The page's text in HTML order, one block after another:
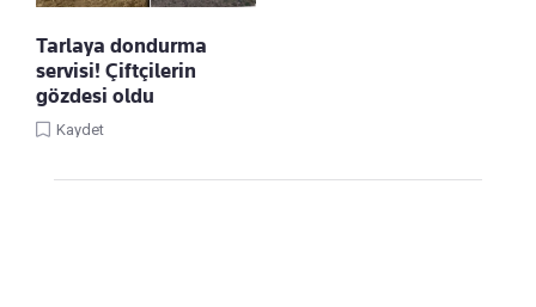
Tarlaya dondurma
servisi! Çiftçilerin
gözdesi oldu
Kaydet